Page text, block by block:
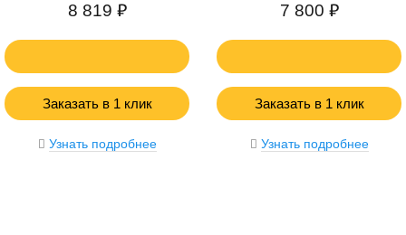
8 819 ₽
Заказать в 1 клик
Узнать подробнее
7 800 ₽
Заказать в 1 клик
Узнать подробнее